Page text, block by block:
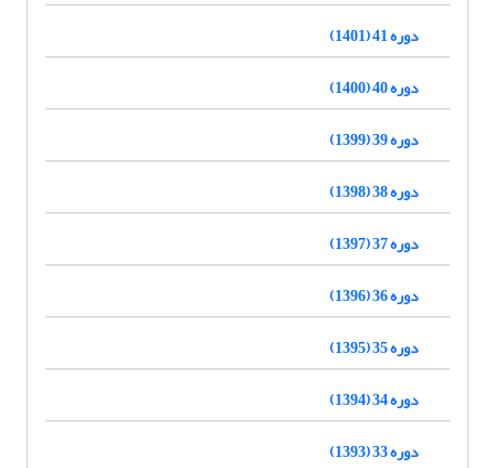
دوره 41 (1401)
دوره 40 (1400)
دوره 39 (1399)
دوره 38 (1398)
دوره 37 (1397)
دوره 36 (1396)
دوره 35 (1395)
دوره 34 (1394)
دوره 33 (1393)